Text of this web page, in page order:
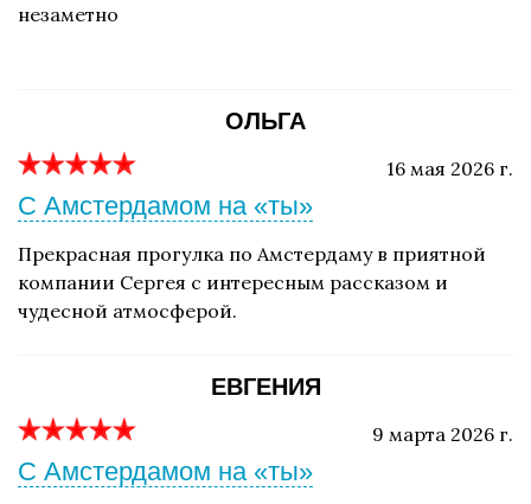
незаметно
ОЛЬГА
16 мая 2026 г.
С Амстердамом на «ты»
Прекрасная прогулка по Амстердаму в приятной
компании Сергея с интересным рассказом и
чудесной атмосферой.
ЕВГЕНИЯ
9 марта 2026 г.
С Амстердамом на «ты»